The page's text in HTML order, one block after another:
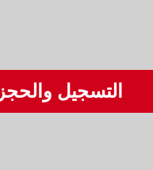
التسجيل والحجز